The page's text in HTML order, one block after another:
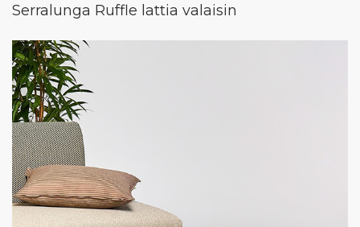
Serralunga Ruffle lattia valaisin